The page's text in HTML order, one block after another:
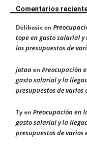
Comentarios
Delibasicen
tope en gasto salarial
los presupuestos de
jotaaen Preocupación
gasto salarial y la
presupuestos de varios
Tyen Preocupación en
gasto salarial y la
presupuestos de varios